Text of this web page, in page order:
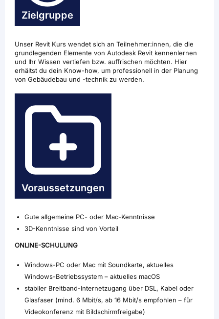
Zielgruppe
Unser Revit Kurs wendet sich an Teilnehmer:innen, die die
grundlegenden Elemente von Autodesk Revit kennenlernen
und Ihr Wissen vertiefen bzw. auffrischen möchten. Hier
erhältst du dein Know-how, um professionell in der Planung
von Gebäudebau und -technik zu werden.
Voraussetzungen
Gute allgemeine PC- oder Mac-Kenntnisse
3D-Kenntnisse sind von Vorteil
ONLINE-SCHULUNG
Windows-PC oder Mac mit Soundkarte, aktuelles
Windows-Betriebssystem – aktuelles macOS
stabiler Breitband-Internetzugang über DSL, Kabel oder
Glasfaser (mind. 6 Mbit/s, ab 16 Mbit/s empfohlen – für
Videokonferenz mit Bildschirmfreigabe)